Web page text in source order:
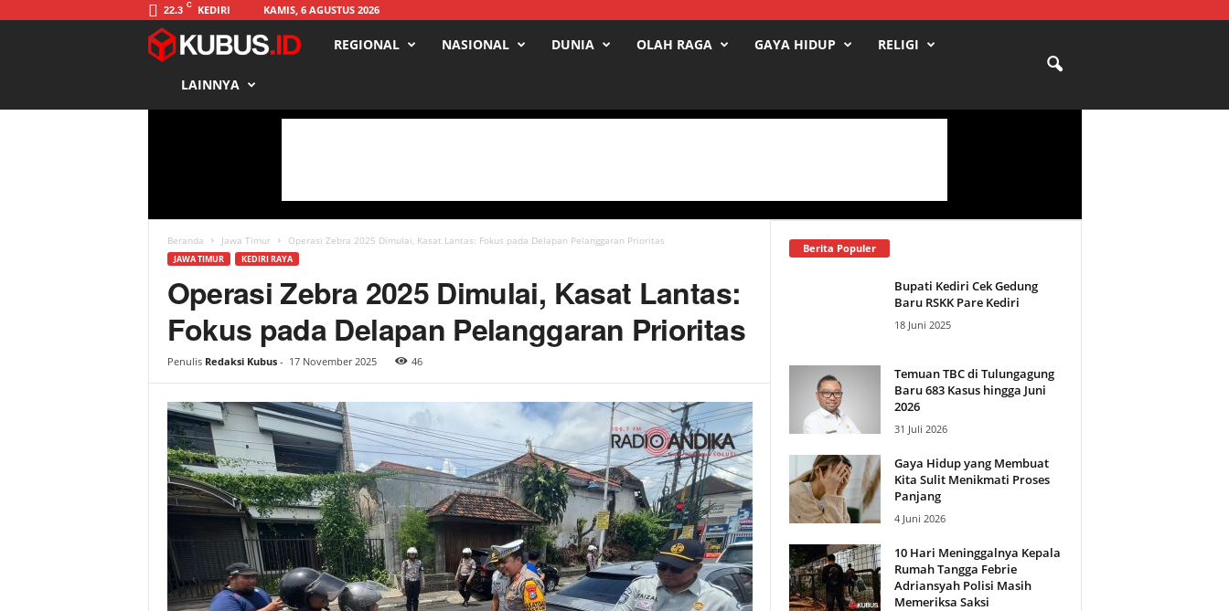
22.3 C KEDIRI KAMIS, 6 AGUSTUS 2026
s
REGIONAL NASIONAL DUNIA OLAH RAGA GAYA HIDUP RELIGI
LAINNYA
Beranda Jawa Timur Operasi Zebra 2025 Dimulai, Kasat Lantas: Fokus pada Delapan Pelanggaran Prioritas
JAWA TIMUR KEDIRI RAYA
Operasi Zebra 2025 Dimulai, Kasat Lantas:
Fokus pada Delapan Pelanggaran Prioritas
Penulis Redaksi Kubus- 17 November 2025 46
Berita Populer
Bupati Kediri Cek Gedung
Baru RSKK Pare Kediri
18 Juni 2025
Temuan TBC di Tulungagung
Baru 683 Kasus hingga Juni
2026
31 Juli 2026
Gaya Hidup yang Membuat
Kita Sulit Menikmati Proses
Panjang
4 Juni 2026
10 Hari Meninggalnya Kepala
Rumah Tangga Febrie
Adriansyah Polisi Masih
Memeriksa Saksi